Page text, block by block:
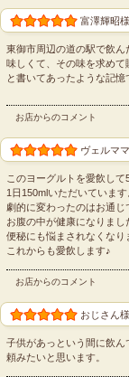
※商品の改訂などによ
※出荷日は商品到着日
い。
富澤輝昭様
東御市周辺の道の駅で飲
味しくて、その味を求めて
と書いてあったような記
お店からのコメント
ヴェルマ
このヨーグルトを愛飲して
1日150mlいただいています
劇的に変わったのはお通じ
お腹の中が健康になりまし
便秘にも悩まされなくなり
これからも愛飲します♪
お店からのコメント
おじさん様
子供があっという間に飲
頼みたいと思います。